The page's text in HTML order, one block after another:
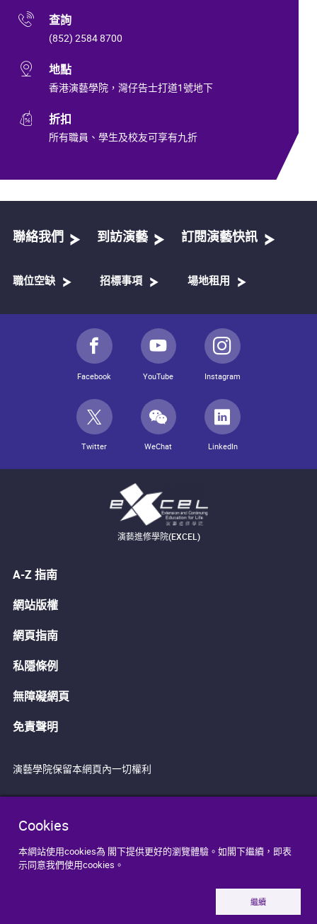
Cookies
本網站使用cookies為 閣下提供更好的瀏覽體驗。如閣下繼續，即表
示同意我們使用cookies。
繼續
查詢
(852) 2584 8700
地點
香港演藝學院，灣仔告士打道1號地下
折扣
所有職員、學生及校友可享有九折
聯絡我們 到訪演藝 訂閱演藝快訊
職位空缺 招標事項 場地租用
Facebook YouTube Instagram
Twitter WeChat LinkedIn
演藝進修學院(EXCEL)
A-Z 指南
網站版權
網頁指南
私隱條例
無障礙網頁
免責聲明
演藝學院保留本網頁內一切權利